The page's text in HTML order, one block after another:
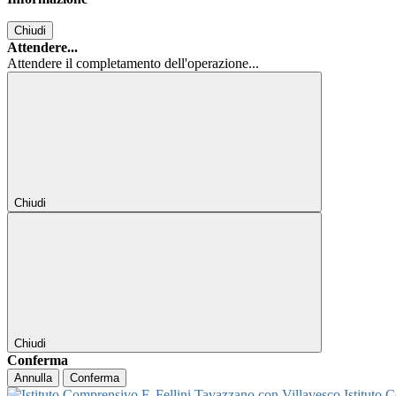
Chiudi
Attendere...
Attendere il completamento dell'operazione...
Chiudi
Chiudi
Conferma
Annulla Conferma